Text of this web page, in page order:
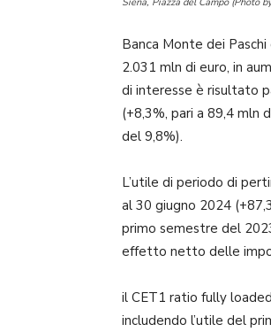
Banca Monte dei
2.031 mln di euro, in
di interesse è risultato
(+8,3%, pari a 89,4 mln
del 9,8%).
L’utile di periodo di
al 30 giugno 2024
primo semestre del
effetto netto delle
il CET1 ratio fully
includendo l’utile del